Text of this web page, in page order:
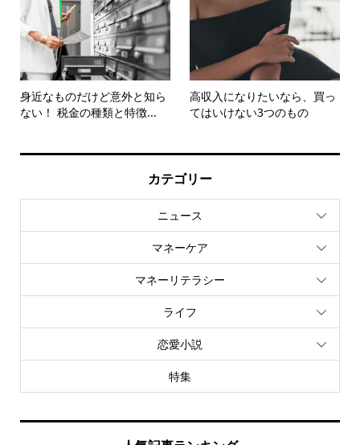
身近なものだけど意外と知ら
ない！ 税金の種類と特徴...
高収入になりたいなら、買っ
てはいけない3つのもの
カテゴリー
ニュース
マネーケア
マネーリテラシー
ライフ
恋愛小説
特集